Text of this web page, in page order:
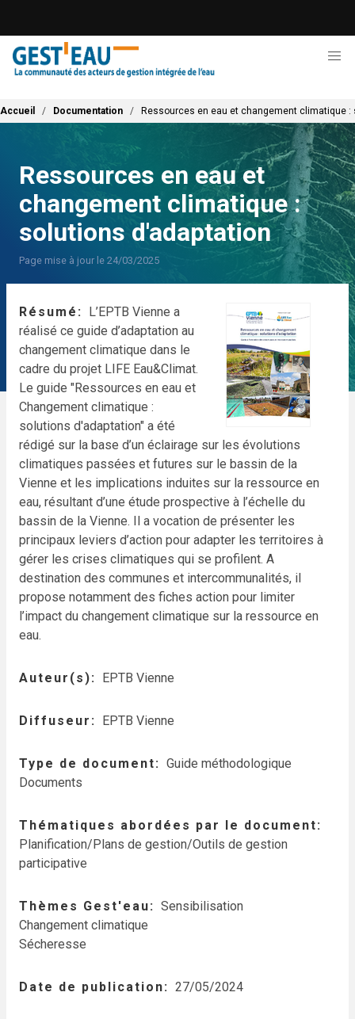
contenu
principal
Fil d'Ariane
Accueil Documentation Ressources en eau et changement climatique
Ressources en eau et
changement climatique :
solutions d'adaptation
Page mise à jour le 24/03/2025
Résumé
L’EPTB Vienne a
réalisé ce guide d’adaptation au
changement climatique dans le
cadre du projet LIFE Eau&Climat.
Le guide "Ressources en eau et
Changement climatique :
solutions d'adaptation" a été
rédigé sur la base d’un éclairage sur les évolutions
climatiques passées et futures sur le bassin de la
Vienne et les implications induites sur la ressource en
eau, résultant d’une étude prospective à l’échelle du
bassin de la Vienne. Il a vocation de présenter les
principaux leviers d’action pour adapter les territoires à
gérer les crises climatiques qui se profilent. A
destination des communes et intercommunalités, il
propose notamment des fiches action pour limiter
l’impact du changement climatique sur la ressource en
eau.
Auteur(s) EPTB Vienne
Diffuseur EPTB Vienne
Type de document
Guide méthodologique
Documents
Thématiques abordées par le document
Planification/Plans de gestion/Outils de gestion
participative
Thèmes Gest'eau
Sensibilisation
Changement climatique
Sécheresse
Date de publication 27/05/2024